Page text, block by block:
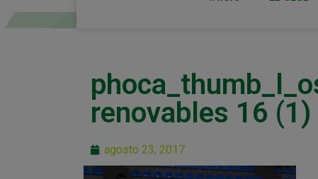
renovables 16 (1)
agosto 23, 2017